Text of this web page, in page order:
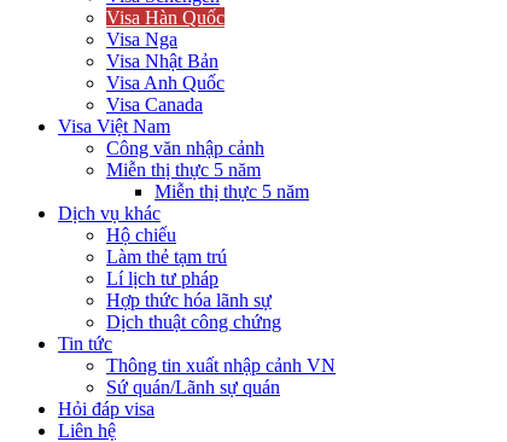
Visa Hàn Quốc
Visa Nga
Visa Nhật Bản
Visa Anh Quốc
Visa Canada
Visa Việt Nam
Công văn nhập cảnh
Miễn thị thực 5 năm
Miễn thị thực 5 năm
Dịch vụ khác
Hộ chiếu
Làm thẻ tạm trú
Lí lịch tư pháp
Hợp thức hóa lãnh sự
Dịch thuật công chứng
Tin tức
Thông tin xuất nhập cảnh VN
Sứ quán/Lãnh sự quán
Hỏi đáp visa
Liên hệ